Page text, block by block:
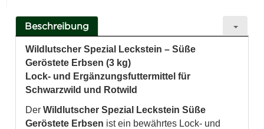
Beschreibung
Wildlutscher Spezial Leckstein – Süße
Geröstete Erbsen (3 kg)
Lock- und Ergänzungsfuttermittel für
Schwarzwild und Rotwild
DerWildlutscher Spezial Leckstein Süße
Geröstete Erbsen ist ein bewährtes Lock- und